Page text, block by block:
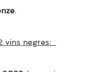
.
vins negres: